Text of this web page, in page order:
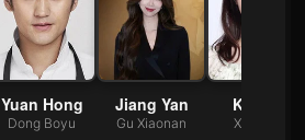
Yuan Hong
Dong Boyu
Jiang Yan
Gu Xiaonan
Ke Ying
Xia Zihan